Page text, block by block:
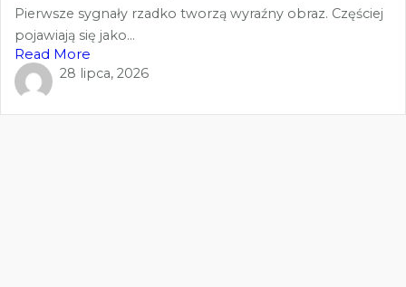
Pierwsze sygnały rzadko tworzą wyraźny obraz. Częściej
pojawiają się jako...
Read More
28 lipca, 2026